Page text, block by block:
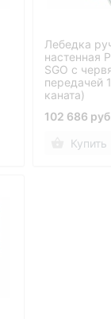
Лебедка
настенная
SGO с
передачей
каната)
102 686
Купить